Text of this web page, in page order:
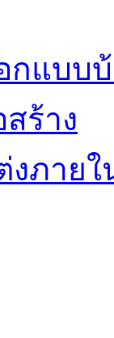
กแบบ
ร้าง
งภายใ